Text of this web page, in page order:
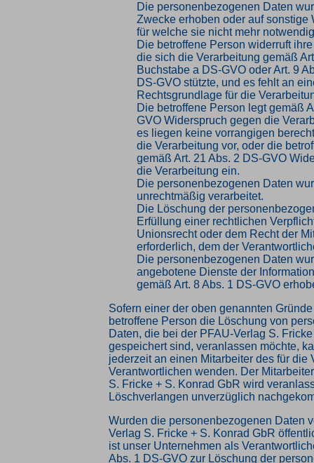
Die personenbezogenen Daten
Zwecke erhoben oder auf sonstige
für welche sie nicht mehr
Die betroffene Person widerruft
die sich die Verarbeitung gemäß
Buchstabe a DS-GVO oder Art. 9
DS-GVO stützte, und es fehlt an
Rechtsgrundlage für die
Die betroffene Person legt gemäß
GVO Widerspruch gegen die
es liegen keine vorrangigen
die Verarbeitung vor, oder die
gemäß Art. 21 Abs. 2 DS-GVO
die Verarbeitung ein.
Die personenbezogenen Daten
unrechtmäßig verarbeitet.
Die Löschung der
Erfüllung einer rechtlichen
Unionsrecht oder dem Recht der
erforderlich, dem der
Die personenbezogenen Daten
angebotene Dienste der
gemäß Art. 8 Abs. 1 DS-GVO
Sofern einer der oben genannten
betroffene Person die Löschung von
Daten, die bei der PFAU-Verlag S.
gespeichert sind, veranlassen möchte,
jederzeit an einen Mitarbeiter des für die
Verantwortlichen wenden. Der
S. Fricke + S. Konrad GbR wird
Löschverlangen unverzüglich
Wurden die personenbezogenen Daten
Verlag S. Fricke + S. Konrad GbR
ist unser Unternehmen als
Abs. 1 DS-GVO zur Löschung der